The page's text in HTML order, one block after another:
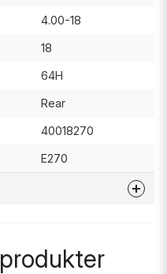
4.00-18
18
64H
Rear
40018270
E270